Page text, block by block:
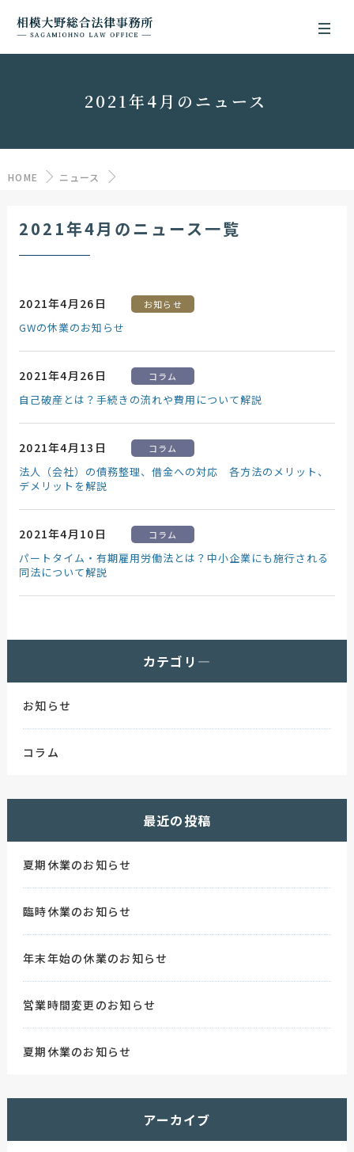
2021年4月のニュース
HOME ニュース
2021年4月のニュース一覧
2021年4月26日 お知らせ
GWの休業のお知らせ
2021年4月26日 コラム
自己破産とは？手続きの流れや費用について解説
2021年4月13日 コラム
法人（会社）の債務整理、借金への対応 各方法のメリット、
デメリットを解説
2021年4月10日 コラム
パートタイム・有期雇用労働法とは？中小企業にも施行される
同法について解説
カテゴリ―
お知らせ
コラム
最近の投稿
夏期休業のお知らせ
臨時休業のお知らせ
年末年始の休業のお知らせ
営業時間変更のお知らせ
夏期休業のお知らせ
アーカイブ